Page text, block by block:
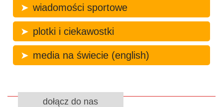
wiadomości sportowe
plotki i ciekawostki
media na świecie (english)
dołącz do nas